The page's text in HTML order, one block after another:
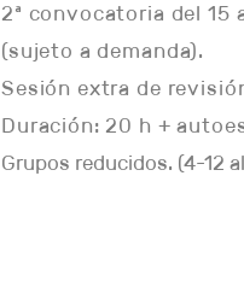
2ª convocatoria del 15
(sujeto a demanda).
Sesión extra de
Duración: 20 h +
Grupos reducidos. (4-12